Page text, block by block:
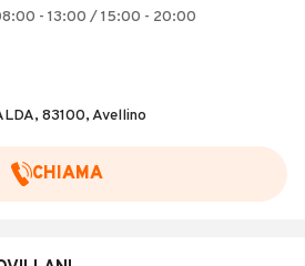
- 13:00 / 15:00 - 20:00
83100, Avellino
CHIAMA